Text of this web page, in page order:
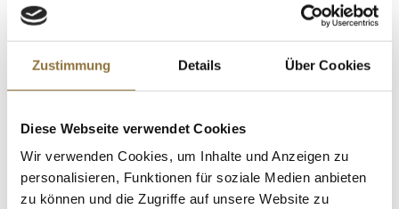
Zustimmung Details Über Cookies
Diese Webseite verwendet Cookies
Wir verwenden Cookies, um Inhalte und Anzeigen zu
personalisieren, Funktionen für soziale Medien anbieten
zu können und die Zugriffe auf unsere Website zu
8.5 g
davon Zucker
6.1 g
Eiweiß
Salz
1.8 g
Derzeit nicht auf Lager
Ciabatta, powered by Jochen, TK, 500 g
Art.Nr.:67120